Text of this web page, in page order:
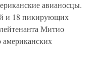
авианосцы.
и 18 пикирующих
Митио
американских